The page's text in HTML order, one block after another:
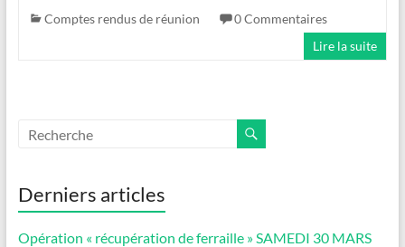
Comptes rendus de réunion
0 Commentaires
Lire la suite
Derniers articles
Opération « récupération de ferraille » SAMEDI 30 MARS